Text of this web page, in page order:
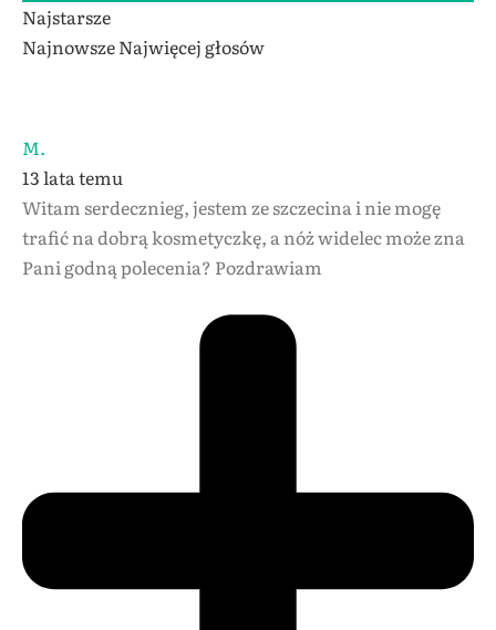
Najstarsze
NajnowszeNajwięcej głosów
M.
13 lata temu
Witam serdecznieg, jestem ze szczecina i nie mogę
trafić na dobrą kosmetyczkę, a nóż widelec może zna
Pani godną polecenia? Pozdrawiam